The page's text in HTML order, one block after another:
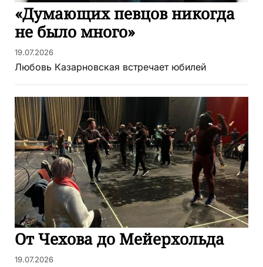
«Думающих певцов никогда
не было много»
19.07.2026
Любовь Казарновская встречает юбилей
От Чехова до Мейерхольда
19.07.2026